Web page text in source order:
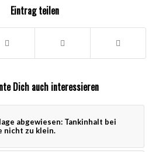
Eintrag teilen
Dich auch interessieren
abgewiesen: Tankinhalt bei
nicht zu klein.